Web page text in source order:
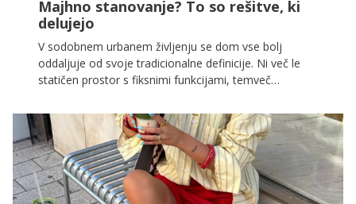
Majhno stanovanje? To so rešitve, ki
delujejo
V sodobnem urbanem življenju se dom vse bolj
oddaljuje od svoje tradicionalne definicije. Ni več le
statičen prostor s fiksnimi funkcijami, temveč
obratno. Ko v istem prostoru usklajujemo delo,
osebni čas, družabne obveznosti in trenutke počitka,
dom postane nekakšen večnamenski sistem.